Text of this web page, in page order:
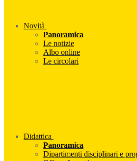
Novità
Panoramica
Le notizie
Albo online
Le circolari
Didattica
Panoramica
Dipartimenti disciplinari e